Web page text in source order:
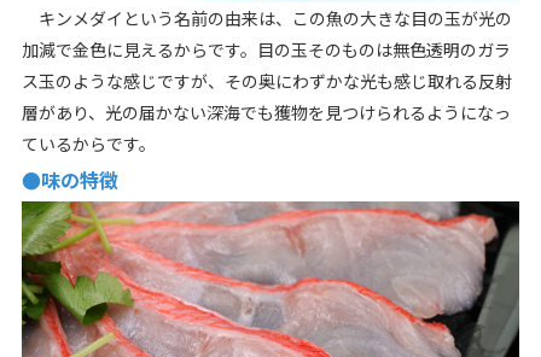
キンメダイという名前の由来は、この魚の大きな目の玉が光の
加減で金色に見えるからです。目の玉そのものは無色透明のガラ
ス玉のような感じですが、その奥にわずかな光も感じ取れる反射
層があり、光の届かない深海でも獲物を見つけられるようになっ
ているからです。
●味の特徴